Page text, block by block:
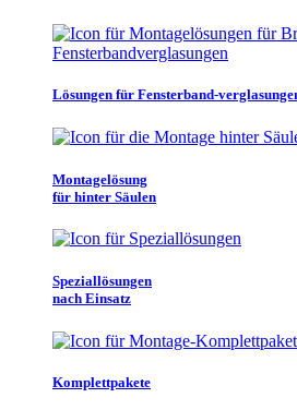
Lösungen für Fensterband-
Montagelösung
für hinter Säulen
Speziallösungen
nach Einsatz
Komplettpakete